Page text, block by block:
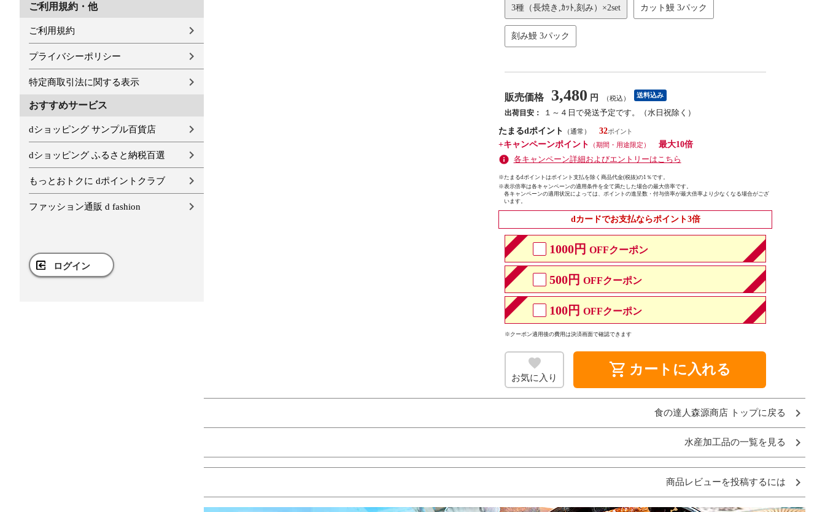
ご利用規約・他
ご利用規約
プライバシーポリシー
特定商取引法に関する表示
おすすめサービス
dショッピング サンプル百貨店
dショッピング ふるさと納税百選
もっとおトクに dポイントクラブ
ファッション通販 d fashion
ログイン
3種（長焼き,ｶｯﾄ,刻み）×2set カット鰻 3パック
刻み鰻 3パック
販売価格 3,480 円 （税込） 送料込み
出荷目安：
１～４日で発送予定です。（水日祝除く）
たまるdポイント
（通常）
32
+キャンペーンポイント
（期間・用途限定）
最大10倍
各キャンペーン詳細およびエントリーはこちら
※たまるdポイントはポイント支払を除く商品代金(税抜)の1％です。
※表示倍率は各キャンペーンの適用条件を全て満たした場合の最大倍率です。
各キャンペーンの適用状況によっては、ポイントの進呈数・付与倍率が最大倍率より少なくなる場合がござ
います。
dカードでお支払ならポイント3倍
1000円 OFFクーポン
500円 OFFクーポン
100円 OFFクーポン
※クーポン適用後の費用は決済画面で確認できます
お気に入り shopping_cart カートに入れる
食の達人森源商店 トップに戻る
水産加工品の一覧を見る
商品レビューを投稿するには